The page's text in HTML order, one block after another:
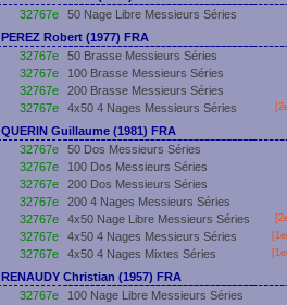
32767e
50 Nage Libre Messieurs Séries
PEREZ Robert (1977) FRA
32767e
50 Brasse Messieurs Séries
32767e
100 Brasse Messieurs Séries
32767e
200 Brasse Messieurs Séries
32767e
4x50 4 Nages Messieurs Séries
QUERIN Guillaume (1981) FRA
32767e
50 Dos Messieurs Séries
32767e
100 Dos Messieurs Séries
32767e
200 Dos Messieurs Séries
32767e
200 4 Nages Messieurs Séries
32767e
4x50 Nage Libre Messieurs Séries
32767e 4x50 4 Nages Messieurs Séries [
32767e 4x50 4 Nages Mixtes Séries [
RENAUDY Christian (1957) FRA
32767e
100 Nage Libre Messieurs Séries